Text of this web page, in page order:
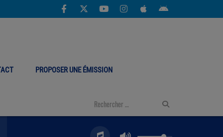
PROPOSER UNE ÉMISSION